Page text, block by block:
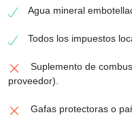
Agua mineral
Todos los impuestos
Suplemento de
proveedor).
Gafas protectoras o